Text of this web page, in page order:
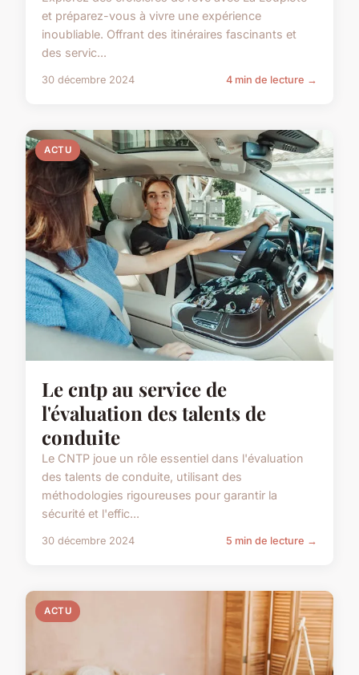
et préparez-vous à vivre une expérience
inoubliable. Offrant des itinéraires fascinants et
des servic...
30 décembre 2024 4 min de lecture →
ACTU
Le cntp au service de
l'évaluation des talents de
conduite
Le CNTP joue un rôle essentiel dans l'évaluation
des talents de conduite, utilisant des
méthodologies rigoureuses pour garantir la
sécurité et l'effic...
30 décembre 2024 5 min de lecture →
ACTU